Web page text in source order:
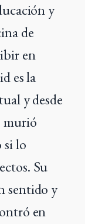
y
de
en
es la
y desde
murió
si lo
Su
sentido y
en